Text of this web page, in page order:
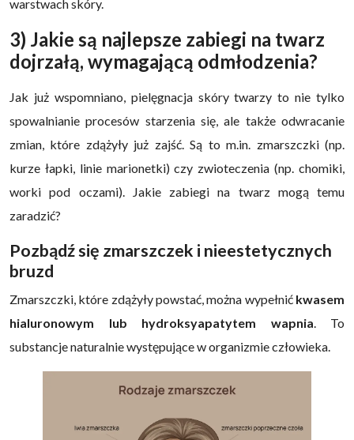
warstwach skóry.
3) Jakie są najlepsze zabiegi na twarz
dojrzałą, wymagającą odmłodzenia?
Jak już wspomniano, pielęgnacja skóry twarzy to nie tylko
spowalnianie procesów starzenia się, ale także odwracanie
zmian, które zdążyły już zajść. Są to m.in. zmarszczki (np.
kurze łapki, linie marionetki) czy zwioteczenia (np. chomiki,
worki pod oczami). Jakie zabiegi na twarz mogą temu
zaradzić?
Pozbądź się zmarszczek i nieestetycznych
bruzd
Zmarszczki, które zdążyły powstać, można wypełnić kwasem
hialuronowym lub hydroksyapatytem wapnia. To
substancje naturalnie występujące w organizmie człowieka.